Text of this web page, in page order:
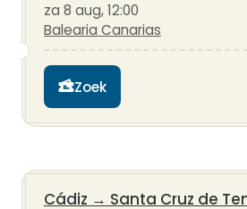
za 8 aug, 12:00
Balearia Canarias
Zoek
Cádiz → Santa Cruz de